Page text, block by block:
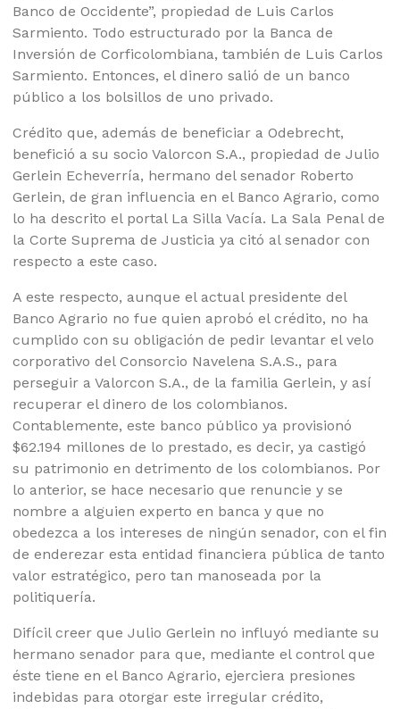
Banco de Occidente”, propiedad de Luis Carlos
Sarmiento. Todo estructurado por la Banca de
Inversión de Corficolombiana, también de Luis Carlos
Sarmiento. Entonces, el dinero salió de un banco
público a los bolsillos de uno privado.
Crédito que, además de beneficiar a Odebrecht,
benefició a su socio Valorcon S.A., propiedad de Julio
Gerlein Echeverría, hermano del senador Roberto
Gerlein, de gran influencia en el Banco Agrario, como
lo ha descrito el portal La Silla Vacía. La Sala Penal de
la Corte Suprema de Justicia ya citó al senador con
respecto a este caso.
A este respecto, aunque el actual presidente del
Banco Agrario no fue quien aprobó el crédito, no ha
cumplido con su obligación de pedir levantar el velo
corporativo del Consorcio Navelena S.A.S., para
perseguir a Valorcon S.A., de la familia Gerlein, y así
recuperar el dinero de los colombianos.
Contablemente, este banco público ya provisionó
$62.194 millones de lo prestado, es decir, ya castigó
su patrimonio en detrimento de los colombianos. Por
lo anterior, se hace necesario que renuncie y se
nombre a alguien experto en banca y que no
obedezca a los intereses de ningún senador, con el fin
de enderezar esta entidad financiera pública de tanto
valor estratégico, pero tan manoseada por la
politiquería.
Difícil creer que Julio Gerlein no influyó mediante su
hermano senador para que, mediante el control que
éste tiene en el Banco Agrario, ejerciera presiones
indebidas para otorgar este irregular crédito,